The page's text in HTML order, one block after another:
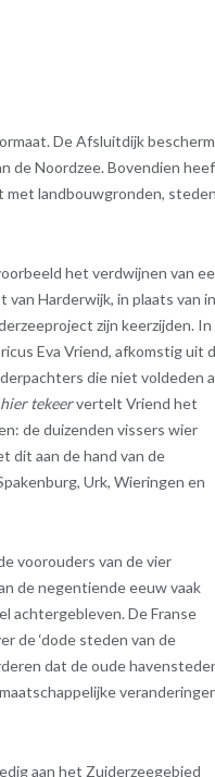
De Afsluitdijk
de Noordzee. Bovendien
met landbouwgronden,
het verdwijnen van
Harderwijk, in plaats van
zijn keerzijden. In
Eva Vriend, afkomstig uit
die niet voldeden
hier tekeervertelt Vriend het
de duizenden vissers wier
dit aan de hand van de
Urk, Wieringen en
voorouders van de vier
de negentiende eeuw vaak
achtergebleven. De Franse
de ‘dode steden van de
dat de oude
aan het Zuiderzeegebied